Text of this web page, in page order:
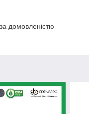
домовленістю